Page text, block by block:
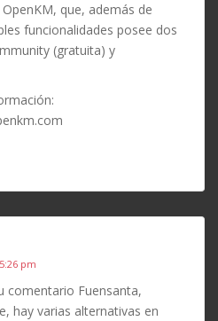
que, además de
funcionalidades posee dos
(gratuita) y
pm
comentario Fuensanta,
hay varias alternativas en